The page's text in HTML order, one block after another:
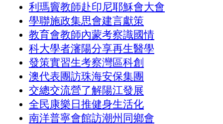
利瑪竇教師赴印尼耶穌會大會
學聯施政集思會建言獻策
教育會教師內蒙考察識國情
科大學者瀋陽分享再生醫學
發策實習生考察灣區科創
澳代表團訪珠海安保集團
交總交流營了解陽江發展
全民康樂日推健身生活化
南洋普寧會館訪潮州同鄉會